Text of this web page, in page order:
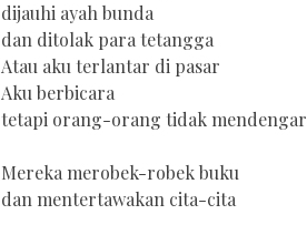
dijauhi ayah bunda
dan ditolak para tetangga
Atau aku terlantar di pasar
Aku berbicara
tetapi orang-orang tidak mendengar
Mereka merobek-robek buku
dan mentertawakan cita-cita